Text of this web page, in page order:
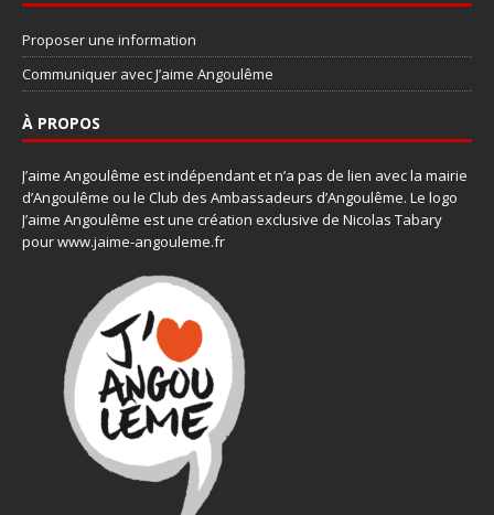
Proposer une information
Communiquer avec J’aime Angoulême
À PROPOS
J’aime Angoulême est indépendant et n’a pas de lien avec la mairie
d’Angoulême ou le Club des Ambassadeurs d’Angoulême. Le logo
J’aime Angoulême est une création exclusive de Nicolas Tabary
pour www.jaime-angouleme.fr